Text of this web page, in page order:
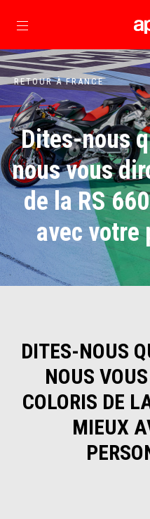
RETOUR À FRANCE
Dites-nous
nous vous
de la RS
avec votre
DITES-NOUS
NOUS
COLORIS DE
MIEUX